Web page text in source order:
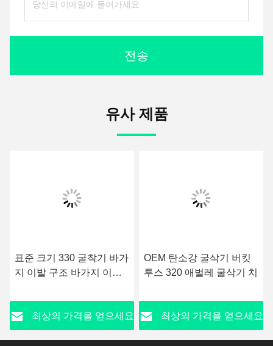
전송
유사 제품
표준 크기 330 굴착기 바가
지 이발 구조 바가지 이발
다
최상의 가격을 얻으세요
OEM 탄소강 굴삭기 버킷
투스 320 애벌레 굴삭기 치
최상의 가격을 얻으세요